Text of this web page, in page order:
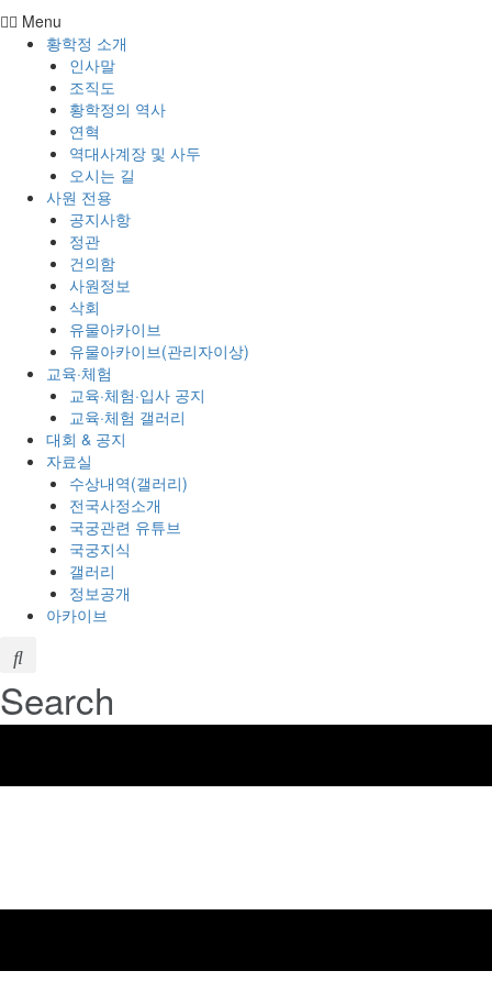
Menu
황학정 소개
인사말
조직도
황학정의 역사
연혁
역대사계장 및 사두
오시는 길
사원 전용
공지사항
정관
건의함
사원정보
삭회
유물아카이브
유물아카이브(관리자이상)
교육·체험
교육·체험·입사 공지
교육·체험 갤러리
대회 & 공지
자료실
수상내역(갤러리)
전국사정소개
국궁관련 유튜브
국궁지식
갤러리
정보공개
아카이브
Search